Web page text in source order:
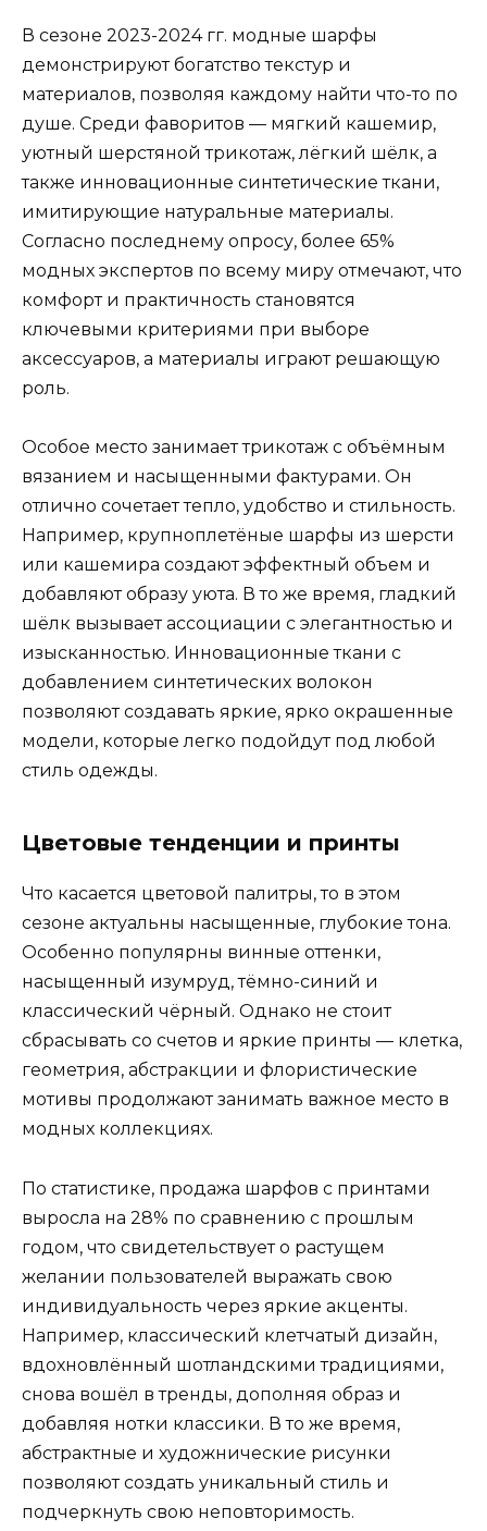
В сезоне 2023-2024 гг. модные шарфы
демонстрируют богатство текстур и
материалов, позволяя каждому найти что-то по
душе. Среди фаворитов — мягкий кашемир,
уютный шерстяной трикотаж, лёгкий шёлк, а
также инновационные синтетические ткани,
имитирующие натуральные материалы.
Согласно последнему опросу, более 65%
модных экспертов по всему миру отмечают, что
комфорт и практичность становятся
ключевыми критериями при выборе
аксессуаров, а материалы играют решающую
роль.
Особое место занимает трикотаж с объёмным
вязанием и насыщенными фактурами. Он
отлично сочетает тепло, удобство и стильность.
Например, крупноплетёные шарфы из шерсти
или кашемира создают эффектный объем и
добавляют образу уюта. В то же время, гладкий
шёлк вызывает ассоциации с элегантностью и
изысканностью. Инновационные ткани с
добавлением синтетических волокон
позволяют создавать яркие, ярко окрашенные
модели, которые легко подойдут под любой
стиль одежды.
Цветовые тенденции и принты
Что касается цветовой палитры, то в этом
сезоне актуальны насыщенные, глубокие тона.
Особенно популярны винные оттенки,
насыщенный изумруд, тёмно-синий и
классический чёрный. Однако не стоит
сбрасывать со счетов и яркие принты — клетка,
геометрия, абстракции и флористические
мотивы продолжают занимать важное место в
модных коллекциях.
По статистике, продажа шарфов с принтами
выросла на 28% по сравнению с прошлым
годом, что свидетельствует о растущем
желании пользователей выражать свою
индивидуальность через яркие акценты.
Например, классический клетчатый дизайн,
вдохновлённый шотландскими традициями,
снова вошёл в тренды, дополняя образ и
добавляя нотки классики. В то же время,
абстрактные и художнические рисунки
позволяют создать уникальный стиль и
подчеркнуть свою неповторимость.